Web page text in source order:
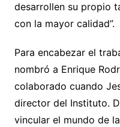
desarrollen su propio
con la mayor calidad”.
Para encabezar el
nombró a Enrique
colaborado cuando
director del Instituto.
vincular el mundo de